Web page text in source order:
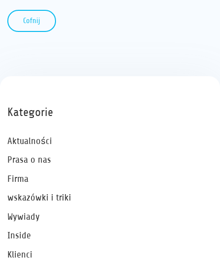
Cofnij
Kategorie
Aktualności
Prasa o nas
Firma
wskazówki i triki
Wywiady
Inside
Klienci